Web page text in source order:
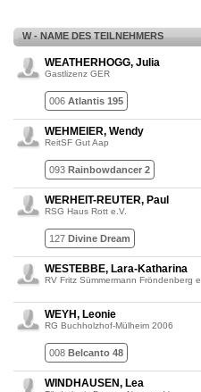
W - NAME DES TEILNEHMERS
WEATHERHOGG, Julia
Gastlizenz GER
006 Atlantis 195
WEHMEIER, Wendy
ReitSF Gut Aap
093 Rainbowdancer 2
WERHEIT-REUTER, Paul
RSG Haus Rott e.V.
127 Divine Dream
WESTEBBE, Lara-Katharina
RV Fritz Sümmermann Fröndenberg e.
WEYH, Leonie
RG Buchholzhof-Mülheim 2006
008 Belcanto 48
WINDHAUSEN, Lea